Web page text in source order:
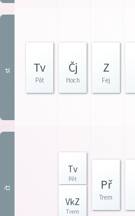
st Tv
Pět
Čj
Hoch
Z
Fej
čt
Tv
Pět
VkZ
Trem
Př
Trem